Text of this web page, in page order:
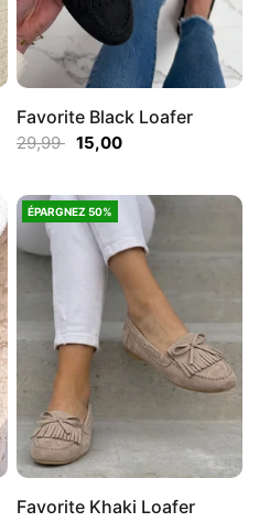
Favorite Black Loafer
29,99 15,00
ÉPARGNEZ 50%
Favorite Khaki Loafer